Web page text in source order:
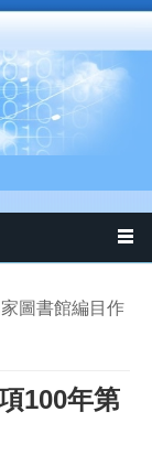
圖書館編目作
100年第